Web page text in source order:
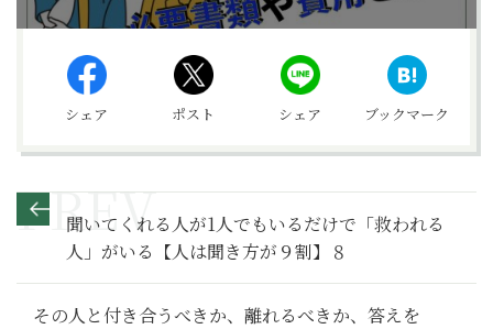
シェア ポスト シェア ブックマーク
聞いてくれる人が1人でもいるだけで「救われる
人」がいる【人は聞き方が９割】８
その人と付き合うべきか、離れるべきか、答えを